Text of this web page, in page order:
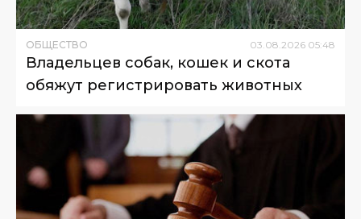
ОБЩЕСТВО 03 08 2026 05:48
Владельцев собак, кошек и скота
обяжут регистрировать животных